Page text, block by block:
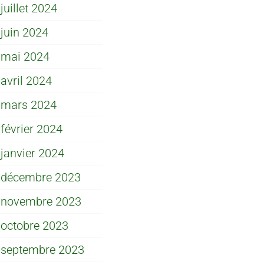
juillet 2024
juin 2024
mai 2024
avril 2024
mars 2024
février 2024
janvier 2024
décembre 2023
novembre 2023
octobre 2023
septembre 2023